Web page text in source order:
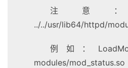
注意：
../../usr/lib64/httpd/
例如：
modules/mod_status.so